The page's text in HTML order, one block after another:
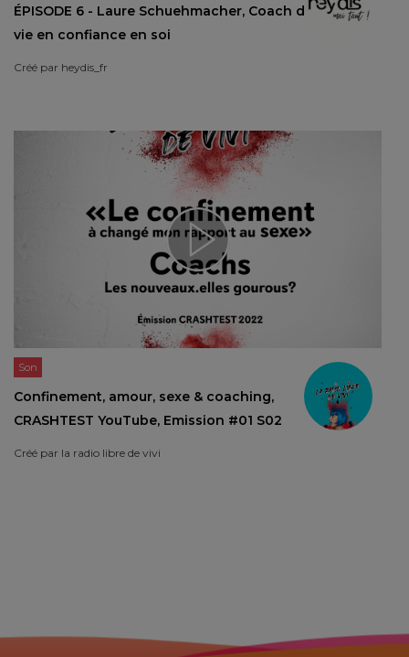
ÉPISODE 6 - Laure Schuehmacher, Coach de
vie en confiance en soi
Créé par heydis_fr
Son
Confinement, amour, sexe & coaching,
CRASHTEST YouTube, Emission #01 S02
Créé par la radio libre de vivi